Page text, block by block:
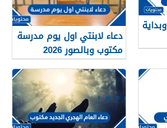
دعاء نهاية عام 1448 وبداية
دعاء لابنتي اول يوم مدرسة
مكتوب وبالصور 2026